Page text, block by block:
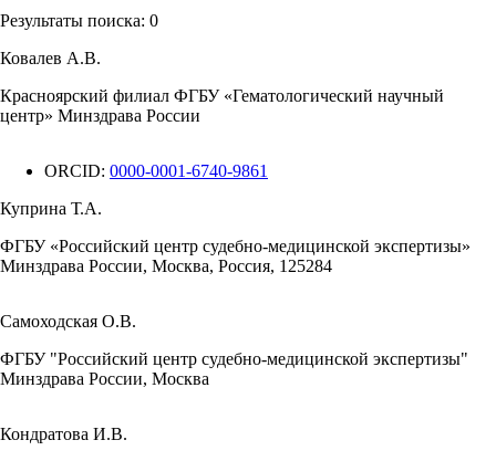
Результаты поиска: 0
Ковалев А.В.
Красноярский филиал ФГБУ «Гематологический научный
центр» Минздрава России
ORCID: 0000-0001-6740-9861
Куприна Т.А.
ФГБУ «Российский центр судебно-медицинской экспертизы»
Минздрава России, Москва, Россия, 125284
Самоходская О.В.
ФГБУ "Российский центр судебно-медицинской экспертизы"
Минздрава России, Москва
Кондратова И.В.